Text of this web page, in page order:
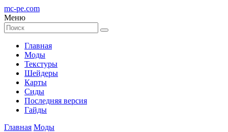
mc-pe.com
Меню
Главная
Моды
Текстуры
Шейдеры
Карты
Сиды
Последняя версия
Гайды
Главная Моды